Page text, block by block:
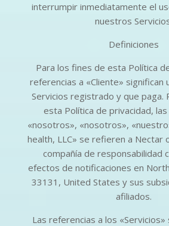
interrumpir inmediatamente el
nuestros
Definiciones
Para los fines de esta Política
referencias a «Cliente» significan
Servicios registrado y que paga.
esta Política de privacidad,
«nosotros», «nosotros»,
health, LLC» se refieren a Nectar
compañía de responsabilidad
efectos de notificaciones en
33131, United States y sus
afiliados.
Las referencias a los